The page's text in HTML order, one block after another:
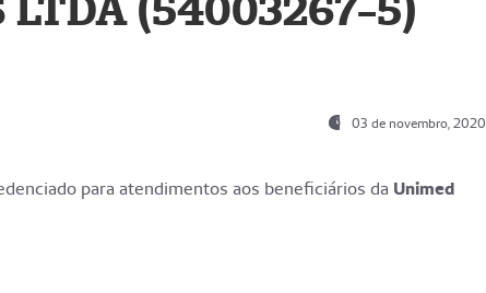
03 de novembro, 2020
para atendimentos aos beneficiários da Unimed